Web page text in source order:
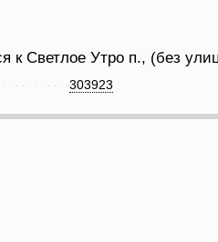
к Светлое Утро п., (без
303923